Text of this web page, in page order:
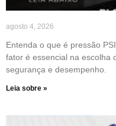
agosto 4, 2026
Entenda o que é pressão
fator é essencial na escolha
segurança e desempenho.
Leia sobre »